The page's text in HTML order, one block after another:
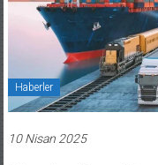
Haberler
10 Nisan 2025